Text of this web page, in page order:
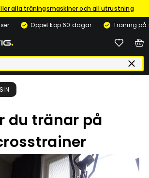
alla träningsmaskiner och all utrustning
Öppet köp 60 dagar Träning på
du tränar på